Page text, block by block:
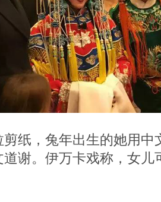
纸，兔年出生的她用中
谢。伊万卡戏称，女儿